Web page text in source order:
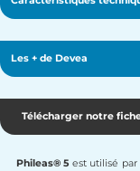
Les + de Devea
Télécharger notre
Phileas® 5 est utilisé